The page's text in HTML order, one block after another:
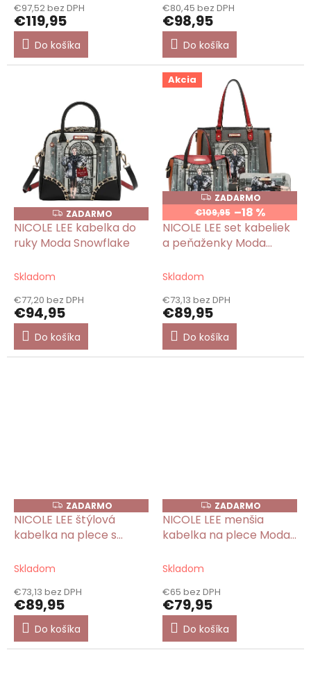
€97,52 bez DPH
€119,95
Do košíka
€80,45 bez DPH
€98,95
Do košíka
Z
A
D
A
ZADARMO
NICOLE LEE kabelka do
ruky Moda Snowflake
Skladom
€77,20 bez DPH
€94,95
Do košíka
Akcia
Z
A
D
A
M
ZADARMO
€109,95 –18 %
NICOLE LEE set kabeliek
a peňaženky Moda
Skladom
€73,13 bez DPH
€89,95
Do košíka
Z
A
D
A
ZADARMO
NICOLE LEE štýlová
kabelka na plece s
Snowflake
Skladom
€73,13 bez DPH
€89,95
Do košíka
Z
A
D
A
ZADARMO
NICOLE LEE menšia
kabelka na plece Moda
Skladom
€65 bez DPH
€79,95
Do košíka